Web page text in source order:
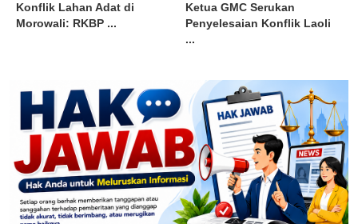
Konflik Lahan Adat di
Morowali: RKBP ...
Ketua GMC Serukan
Penyelesaian Konflik Laoli
...